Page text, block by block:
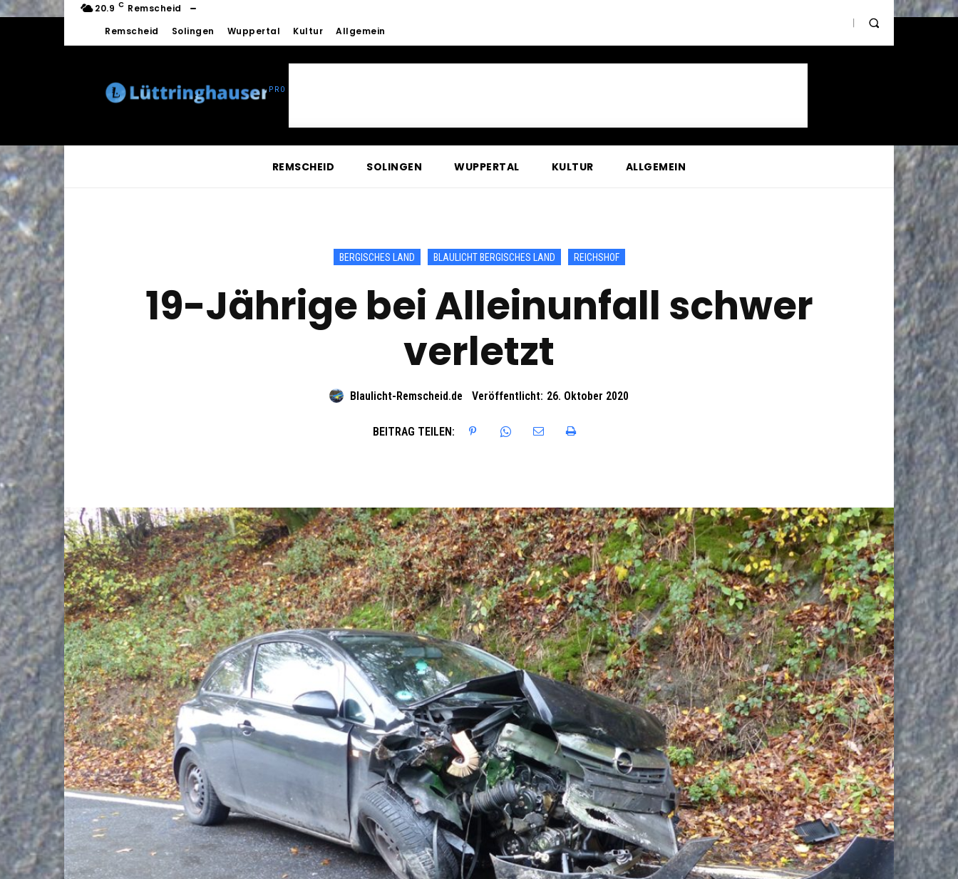
20.9 C Remscheid
Remscheid
Solingen Wuppertal Kultur Allgemein
REMSCHEID SOLINGEN WUPPERTAL KULTUR ALLGEMEIN
BERGISCHES LAND BLAULICHT BERGISCHES LAND REICHSHOF
19-Jährige bei Alleinunfall schwer
verletzt
Blaulicht-Remscheid.de Veröffentlicht: 26. Oktober 2020
BEITRAG TEILEN: